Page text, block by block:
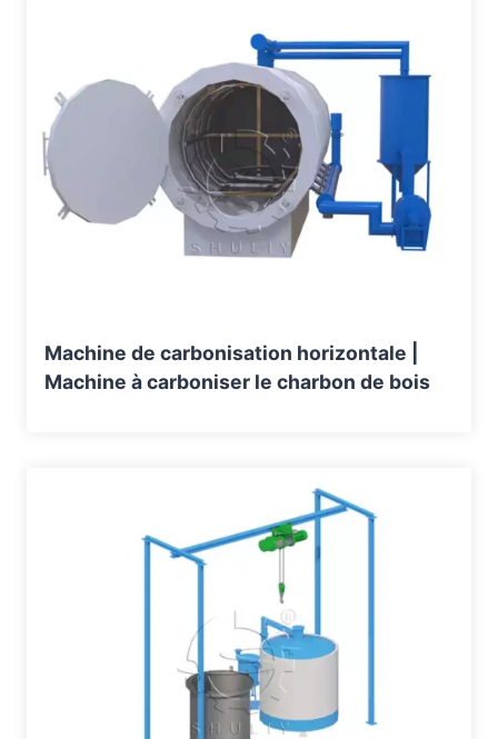
Machine de carbonisation horizontale |
Machine à carboniser le charbon de bois